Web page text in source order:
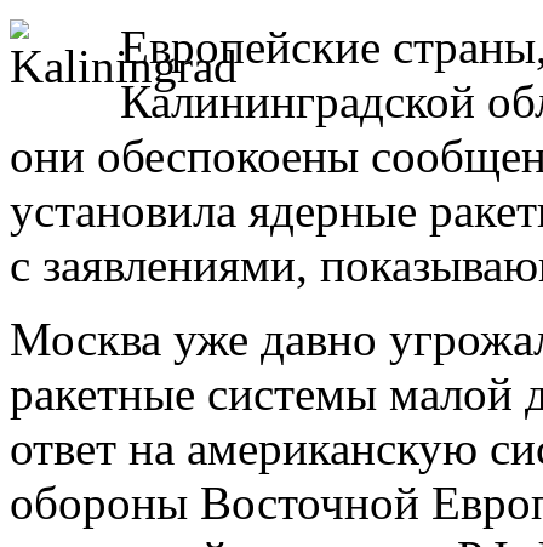
Европейские
Калининградской
они обеспокоены
установила ядерные
с заявлениями,
Москва уже давно
ракетные системы малой
ответ на американскую
обороны Восточной